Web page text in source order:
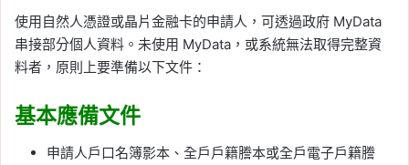
使用自然人憑證或晶片金融卡的申請人，可透過政府 MyData
串接部分個人資料。未使用 MyData，或系統無法取得完整資
料者，原則上要準備以下文件：
基本應備文件
申請人戶口名簿影本、全戶戶籍謄本或全戶電子戶籍謄